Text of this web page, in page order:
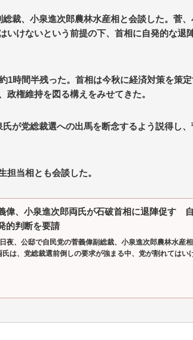
裁、小泉進次郎農林水産相と会談した。菅
いけないという前提の下、首相に自発的な退
1時間半残った。首相は今秋に経済対策を策
政権維持を図る構えをみせてきた。
が党総裁選への出馬を断念するよう説得し
担当相とも会談した。
偉、小泉進次郎両氏が石破首相に退陣促す
的判断を要請
夜、公邸で自民党の菅義偉副総裁、小泉進次郎農林水産
氏は、党総裁選前倒しの要求が強まる中、党が割れてはい